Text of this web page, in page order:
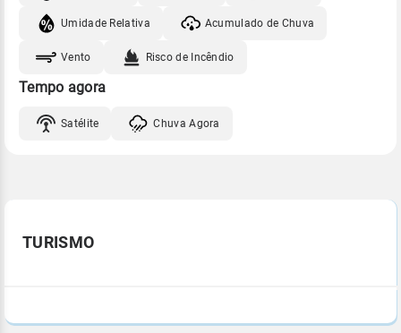
Umidade Relativa Acumulado de Chuva
Vento Risco de Incêndio
Tempo agora
Satélite Chuva Agora
TURISMO